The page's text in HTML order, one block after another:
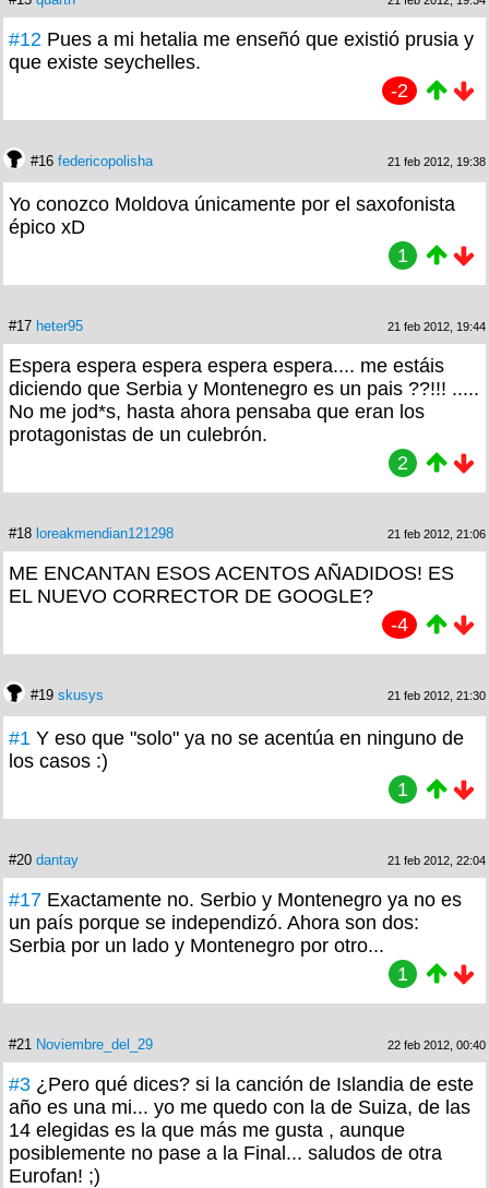
#12 Pues a mi hetalia me enseñó que existió prusia y
que existe seychelles.
-2
#16 federicopolisha 21 feb 2012, 19:38
Yo conozco Moldova únicamente por el saxofonista
épico xD
1
#17 heter95 21 feb 2012, 19:44
Espera espera espera espera espera.... me estáis
diciendo que Serbia y Montenegro es un pais ??!!! .....
No me jod*s, hasta ahora pensaba que eran los
protagonistas de un culebrón.
2
#18 loreakmendian121298 21 feb 2012, 21:06
ME ENCANTAN ESOS ACENTOS AÑADIDOS! ES
EL NUEVO CORRECTOR DE GOOGLE?
-4
#19 skusys 21 feb 2012, 21:30
#1 Y eso que "solo" ya no se acentúa en ninguno de
los casos :)
1
#20 dantay 21 feb 2012, 22:04
#17 Exactamente no. Serbio y Montenegro ya no es
un país porque se independizó. Ahora son dos:
Serbia por un lado y Montenegro por otro...
1
#21 Noviembre_del_29 22 feb 2012, 00:40
#3 ¿Pero qué dices? si la canción de Islandia de este
año es una mi... yo me quedo con la de Suiza, de las
14 elegidas es la que más me gusta , aunque
posiblemente no pase a la Final... saludos de otra
Eurofan! ;)